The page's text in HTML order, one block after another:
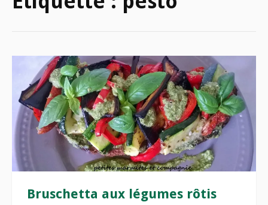
Bruschetta aux légumes rôtis